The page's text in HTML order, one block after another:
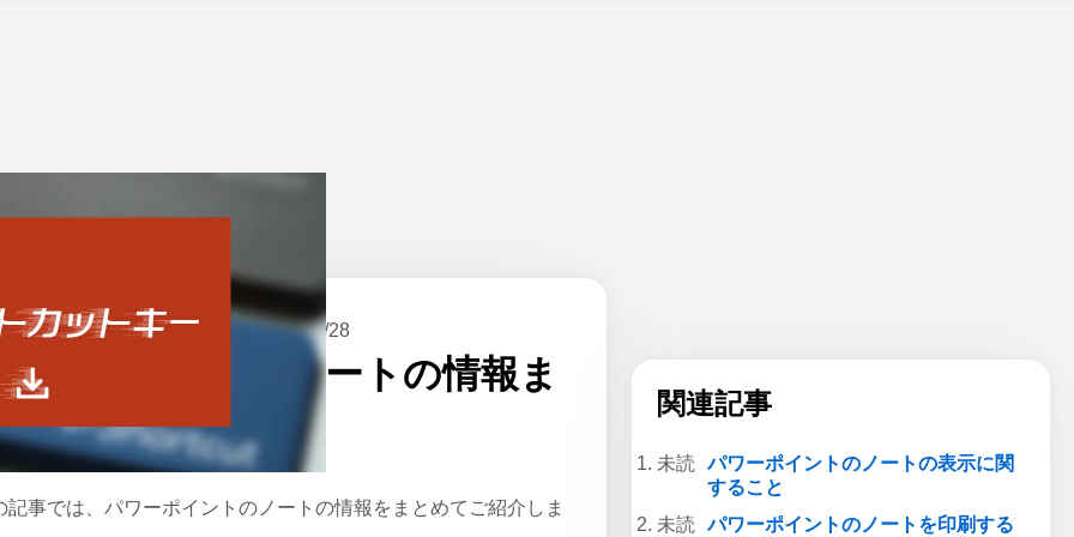
ム > PowerPoint 公開日：2021/09/28
ワーポイントのノートの情報ま
め
記事では、パワーポイントのノートの情報をまとめてご紹介しま
関連記事
パワーポイントのノートの表示に関
すること
パワーポイントのノートを印刷する